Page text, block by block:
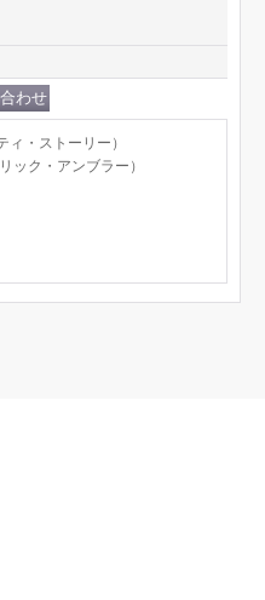
ィ・ストーリー）
ック・アンブラー）